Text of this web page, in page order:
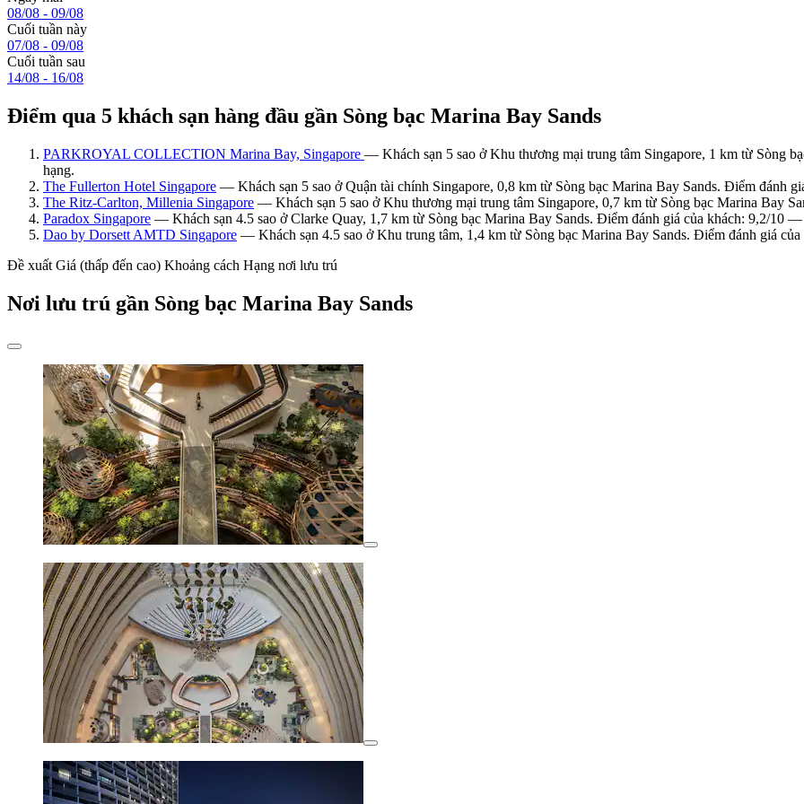
08/08 - 09/08
Cuối tuần này
07/08 - 09/08
Cuối tuần sau
14/08 - 16/08
Điểm qua 5 khách sạn hàng đầu gần Sòng bạc Marina Bay Sands
PARKROYAL COLLECTION Marina Bay, Singapore — Khách sạn 5 sao ở Khu thương mại trung tâm Singapore, 1 km từ Sòng
hạng.
The Fullerton Hotel Singapore — Khách sạn 5 sao ở Quận tài chính Singapore, 0,8 km từ Sòng bạc Marina Bay Sands. Điểm đánh
The Ritz-Carlton, Millenia Singapore — Khách sạn 5 sao ở Khu thương mại trung tâm Singapore, 0,7 km từ Sòng bạc Marina Bay
Paradox Singapore — Khách sạn 4.5 sao ở Clarke Quay, 1,7 km từ Sòng bạc Marina Bay Sands. Điểm đánh giá của khách: 9,2/10
Dao by Dorsett AMTD Singapore — Khách sạn 4.5 sao ở Khu trung tâm, 1,4 km từ Sòng bạc Marina Bay Sands. Điểm đánh giá
Đề xuất Giá (thấp đến cao) Khoảng cách Hạng nơi lưu trú
Nơi lưu trú gần Sòng bạc Marina Bay Sands